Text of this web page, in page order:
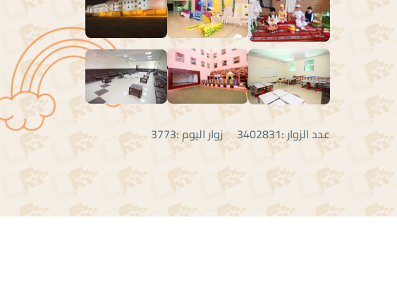
عدد الزوار :3402831 زوار اليوم :3773